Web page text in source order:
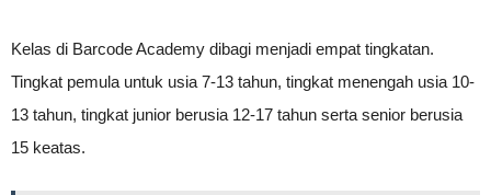
Kelas di Barcode Academy dibagi menjadi empat tingkatan.
Tingkat pemula untuk usia 7-13 tahun, tingkat menengah usia 10-
13 tahun, tingkat junior berusia 12-17 tahun serta senior berusia
15 keatas.